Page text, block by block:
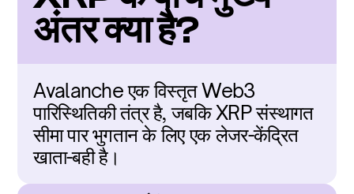
अंतर क्या है?
Avalanche एक विस्तृत Web3
पारिस्थितिकी तंत्र है, जबकि XRP संस्थागत
सीमा पार भुगतान के लिए एक लेजर-केंद्रित
खाता-बही है।